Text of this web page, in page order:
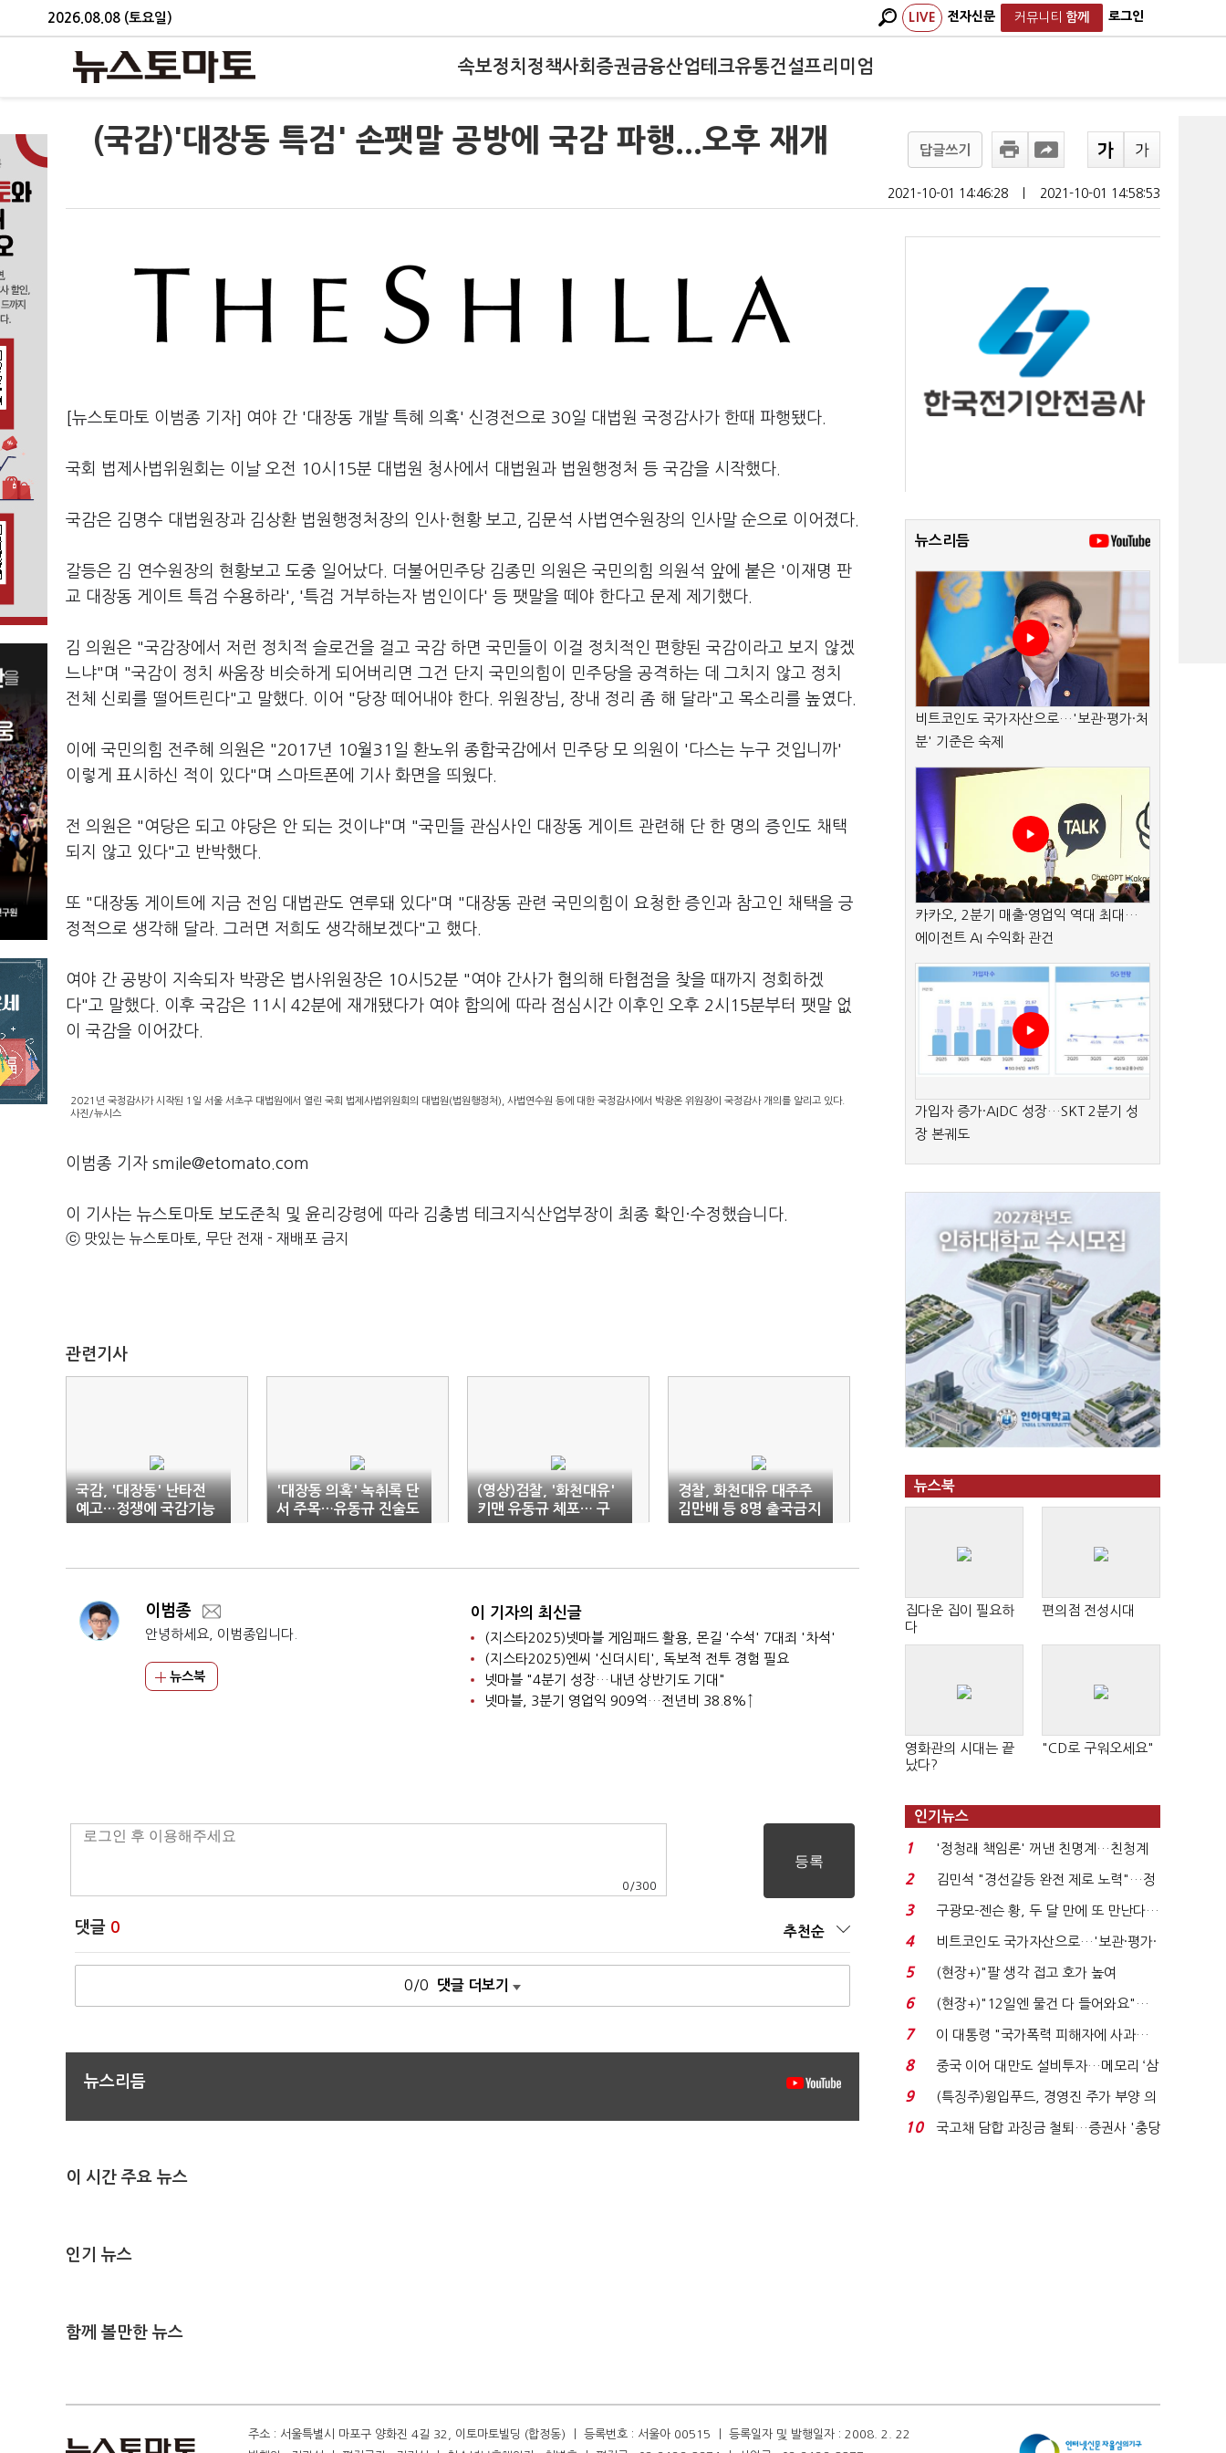
2026.08.08 (토요일) LIVE 전자신문 커뮤니티 함께 로그인
속보정치 정책사회 증권금융산업테크유통건설프리미엄
(국감)'대장동 특검' 손팻말 공방에 국감 파행...오후 재개 답글쓰기
2021-10-01 14:46:28 2021-10-01 14:58:53
[뉴스토마토 이범종 기자] 여야 간 '대장동 개발 특혜 의혹' 신경전으로 30일 대법원 국정감사가 한때 파행됐다.
국회 법제사법위원회는 이날 오전 10시15분 대법원 청사에서 대법원과 법원행정처 등 국감을 시작했다.
국감은 김명수 대법원장과 김상환 법원행정처장의 인사·현황 보고, 김문석 사법연수원장의 인사말 순으로 이어졌다.
갈등은 김 연수원장의 현황보고 도중 일어났다. 더불어민주당 김종민 의원은 국민의힘 의원석 앞에 붙은 '이재명 판
교 대장동 게이트 특검 수용하라', '특검 거부하는자 범인이다' 등 팻말을 떼야 한다고 문제 제기했다.
김 의원은 "국감장에서 저런 정치적 슬로건을 걸고 국감 하면 국민들이 이걸 정치적인 편향된 국감이라고 보지 않겠
느냐"며 "국감이 정치 싸움장 비슷하게 되어버리면 그건 단지 국민의힘이 민주당을 공격하는 데 그치지 않고 정치
전체 신뢰를 떨어트린다"고 말했다. 이어 "당장 떼어내야 한다. 위원장님, 장내 정리 좀 해 달라"고 목소리를 높였다.
이에 국민의힘 전주혜 의원은 "2017년 10월31일 환노위 종합국감에서 민주당 모 의원이 '다스는 누구 것입니까'
이렇게 표시하신 적이 있다"며 스마트폰에 기사 화면을 띄웠다.
전 의원은 "여당은 되고 야당은 안 되는 것이냐"며 "국민들 관심사인 대장동 게이트 관련해 단 한 명의 증인도 채택
되지 않고 있다"고 반박했다.
또 "대장동 게이트에 지금 전임 대법관도 연루돼 있다"며 "대장동 관련 국민의힘이 요청한 증인과 참고인 채택을 긍
정적으로 생각해 달라. 그러면 저희도 생각해보겠다"고 했다.
여야 간 공방이 지속되자 박광온 법사위원장은 10시52분 "여야 간사가 협의해 타협점을 찾을 때까지 정회하겠
다"고 말했다. 이후 국감은 11시 42분에 재개됐다가 여야 합의에 따라 점심시간 이후인 오후 2시15분부터 팻말 없
이 국감을 이어갔다.
2021년 국정감사가 시작된 1일 서울 서초구 대법원에서 열린 국회 법제사법위원회의 대법원(법원행정처), 사법연수원 등에 대한 국정감사에서 박광온 위원장이 국정감사 개의를 알리고 있다.
사진/뉴시스
이범종 기자 smile@etomato.com
이 기사는 뉴스토마토 보도준칙 및 윤리강령에 따라 김충범 테크지식산업부장이 최종 확인·수정했습니다.
ⓒ 맛있는 뉴스토마토, 무단 전재 - 재배포 금지
관련기사
국감, '대장동' 난타전
예고…정쟁에 국감기능
실종 우려
'대장동 의혹' 녹취록 단
서 주목…유동규 진술도
관건
(영상)검찰, '화천대유'
키맨 유동규 체포… 구
속영장 청구 가능성(종
경찰, 화천대유 대주주
김만배 등 8명 출국금지
이범종
안녕하세요, 이범종입니다.
뉴스북
이 기자의 최신글
(지스타2025)넷마블 게임패드 활용, 몬길 '수석' 7대죄 '차석'
(지스타2025)엔씨 '신더시티', 독보적 전투 경험 필요
넷마블 "4분기 성장…내년 상반기도 기대"
넷마블, 3분기 영업익 909억…전년비 38.8%↑
0 /300
댓글 0 추천순
0/0 댓글 더보기
뉴스리듬
이 시간 주요 뉴스
인기 뉴스
함께 볼만한 뉴스
뉴스리듬
비트코인도 국가자산으로…'보관·평가·처
분' 기준은 숙제
카카오, 2분기 매출·영업익 역대 최대…
에이전트 AI 수익화 관건
가입자 증가·AIDC 성장…SKT 2분기 성
장 본궤도
뉴스북
집다운 집이 필요하
다
편의점 전성시대
영화관의 시대는 끝
났다?
"CD로 구워오세요"
인기뉴스
1
'정청래 책임론' 꺼낸 친명계…친청계
는 추가투표 때리기...
2
김민석 "경선갈등 완전 제로 노력"…정
청래 "반명 공세 사...
3
구광모-젠슨 황, 두 달 만에 또 만난다…
로봇·AI 등 논...
4
비트코인도 국가자산으로…'보관·평가·
처분' 기준은 ...
5
(현장+)"팔 생각 접고 호가 높여
요"…'덜 똘똘한 한 채' 20...
6
(현장+)"12일엔 물건 다 들어와요"…
빈 매대 채우며 문 연 ...
7
이 대통령 "국가폭력 피해자에 사과…
적극적 조사로 진...
8
중국 이어 대만도 설비투자…메모리 ‘삼
국전쟁’
9
(특징주)윙입푸드, 경영진 주가 부양 의
지에 상한가...
10
국고채 담합 과징금 철퇴…증권사 '충당
주소 : 서울특별시 마포구 양화진 4길 32, 이토마토빌딩 (합정동) ㅣ 등록번호 : 서울아 00515 ㅣ 등록일자 및 발행일자 : 2008. 2. 22